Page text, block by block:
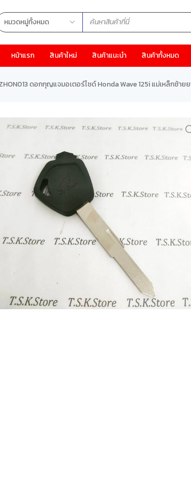
หน้าแรก สินค้าใหม่ สินค้าแนะนำ สินค้าทั้งหมด
ดอกกุญแจมอเตอร์ไซด์ Honda Wave 125i แม่เหล็กซ้าย